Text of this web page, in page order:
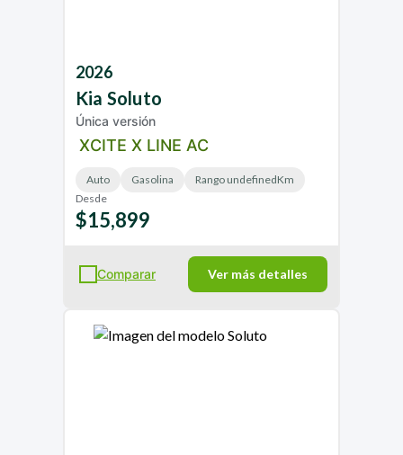
2026
Kia Soluto
Única versión
XCITE X LINE AC
Auto Gasolina
Rango undefinedKm
Desde
$15,899
Comparar Ver más detalles